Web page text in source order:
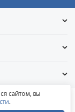
сайтом, вы
.